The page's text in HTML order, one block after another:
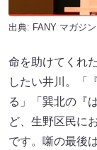
出典: FANY マガジン
命を助けてくれ
したい井川。「
る」「巽北の『
ど、生野区民に
です。噺の最後